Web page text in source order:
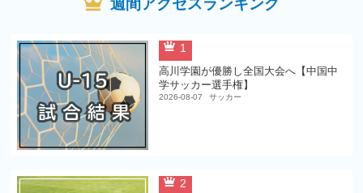
週間アクセスランキング
1
高川学園が優勝し全国大会へ【中国中
学サッカー選手権】
2026-08-07 サッカー
2